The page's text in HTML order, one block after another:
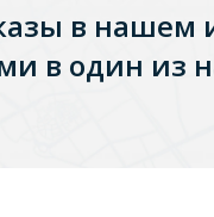
в нашем
в один из